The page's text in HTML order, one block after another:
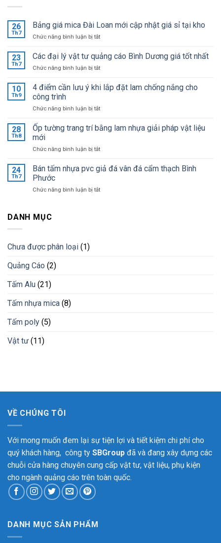
26
Th7
Bảng giá mica Đài Loan mới cập nhật giá sỉ tại kho
Chức năng bình luận bị tắtở
giá
mica
Đài
mới
giá
tại
23
Th7
Các đại lý vật tư quảng cáo Bình Dương giá tốt nhất
Chức năng bình luận bị tắtở
đại
tư
cáo
giá
nhất
10
Th9
4 điểm cần lưu ý khi lắp đặt lam chống nắng cho
công trình
Chức năng bình luận bị tắtở
điểm
cần
ý
lắp
chống
28
Th8
Ốp tường trang trí bằng lam nhựa giải pháp vật liệu
mới
Chức năng bình luận bị tắtở
tường
trang
bằng
24
Th7
Bán tấm nhựa pvc giả đá vân đá cẩm thạch Bình
Phước
Chức năng bình luận bị tắtở
DANH MỤC
Chưa được phân loại (1)
Quảng Cáo (2)
Tấm Alu (21)
Tấm nhựa mica (8)
Tấm poly (5)
Vật tư (11)
VỀ CHÚNG TÔI
Với mong muốn đem lại sự tiện lợi và tiết kiệm chi phí cho
quý khách hàng, công ty SBGroup đã và đang xây dựng các
chuỗi cửa hàng chuyên cung cấp vật tư, vật liệu, phụ kiện
cho ngành quảng cáo trên toàn quốc.
DANH MỤC SẢN PHẨM